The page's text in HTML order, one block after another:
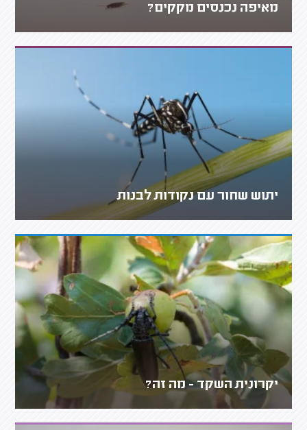
מאיפה נכנסים מקקים?
יתוש שחור עם נקודות לבנות
יקרונית השקד - מה זה?